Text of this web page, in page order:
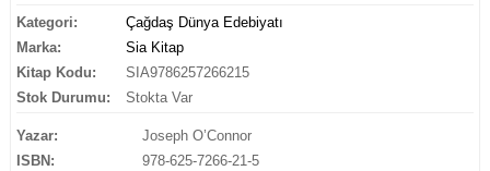
Kategori:
Çağdaş Dünya Edebiyatı
Marka:
Sia Kitap
Kitap Kodu:
SIA9786257266215
Stok Durumu:
Stokta Var
Yazar:
Joseph O’Connor
ISBN:
978-625-7266-21-5